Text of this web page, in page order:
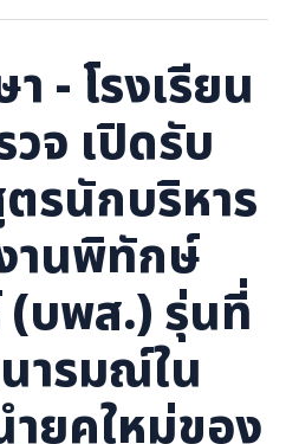
- โรงเรียน
จ เปิดรับ
รนักบริหาร
านพิทักษ์
บพส.) รุ่นที่
ารมณ์ใน
ำยุคใหม่ของ